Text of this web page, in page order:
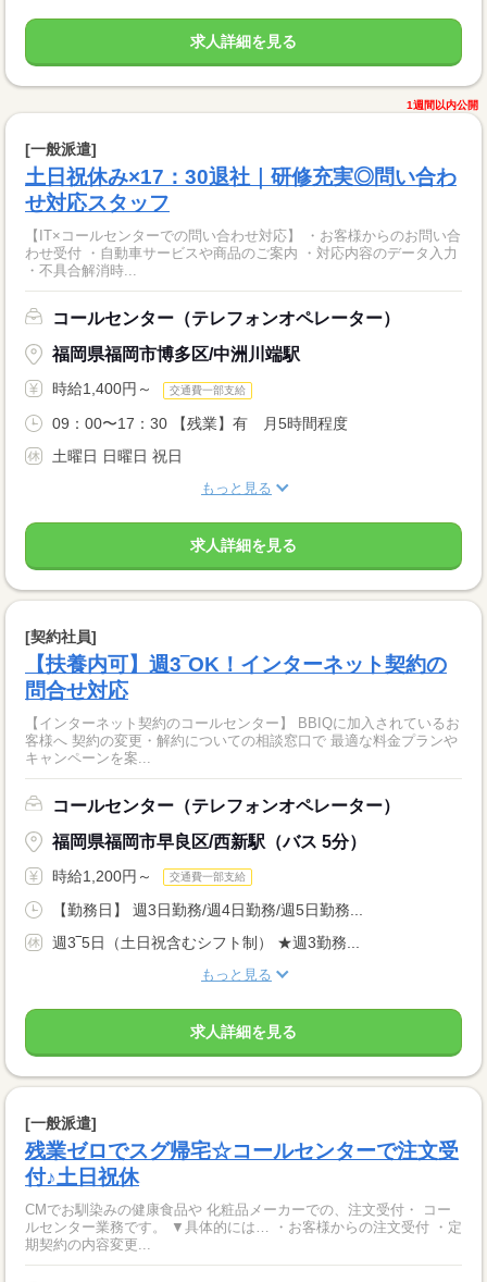
求人詳細を見る
1週間以内公開
[一般派遣]
土日祝休み×17：30退社｜研修充実◎問い合わ
せ対応スタッフ
【IT×コールセンターでの問い合わせ対応】 ・お客様からのお問い合
わせ受付 ・自動車サービスや商品のご案内 ・対応内容のデータ入力
・不具合解消時...
コールセンター（テレフォンオペレーター）
福岡県福岡市博多区/中洲川端駅
時給1,400円～ 交通費一部支給
09：00〜17：30 【残業】有 月5時間程度
土曜日 日曜日 祝日
もっと見る
求人詳細を見る
[契約社員]
【扶養内可】週3‾OK！インターネット契約の
問合せ対応
【インターネット契約のコールセンター】 BBIQに加入されているお
客様へ 契約の変更・解約についての相談窓口で 最適な料金プランや
キャンペーンを案...
コールセンター（テレフォンオペレーター）
福岡県福岡市早良区/西新駅（バス 5分）
時給1,200円～ 交通費一部支給
【勤務日】 週3日勤務/週4日勤務/週5日勤務...
週3‾5日（土日祝含むシフト制） ★週3勤務...
もっと見る
求人詳細を見る
[一般派遣]
残業ゼロでスグ帰宅☆コールセンターで注文受
付♪土日祝休
CMでお馴染みの健康食品や 化粧品メーカーでの、注文受付・ コー
ルセンター業務です。 ▼具体的には… ・お客様からの注文受付 ・定
期契約の内容変更...